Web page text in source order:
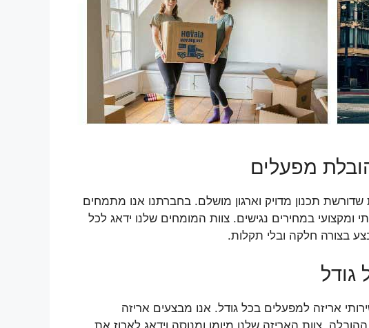
מפעלים
תכנון מדויק וארגון מושלם. בחברתנו אנו מתמחים
ומקצועי במחירים נגישים. צוות המומחים שלנו ידאג לכל
בצורה חלקה ובלי תקלות.
גודל
אריזה למפעלים בכל גודל. אנו מבצעים אריזה
צוות האריזה שלנו מיומן ומנוסה וידאג לארוז את